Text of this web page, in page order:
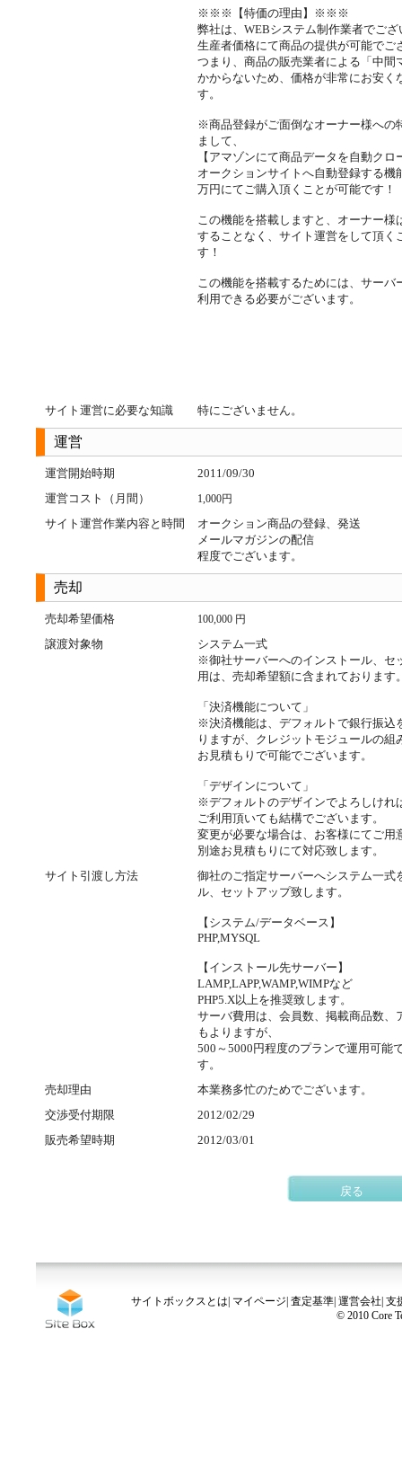
※※※【特価の理由】※※※
弊社は、WEBシステム制作業者でござ
生産者価格にて商品の提供が可能でご
つまり、商品の販売業者による「中間
かからないため、価格が非常にお安く
す。
※商品登録がご面倒なオーナー様への
まして、
【アマゾンにて商品データを自動クロ
オークションサイトへ自動登録する機
万円にてご購入頂くことが可能です！
この機能を搭載しますと、オーナー様
することなく、サイト運営をして頂く
す！
この機能を搭載するためには、サーバ
利用できる必要がございます。
サイト運営に必要な知識 特にございません。
運営
運営開始時期
2011/09/30
運営コスト（月間）
1,000円
サイト運営作業内容と時間
オークション商品の登録、発送
メールマガジンの配信
程度でございます。
売却
売却希望価格 100,000 円
譲渡対象物
システム一式
※御社サーバーへのインストール、セ
用は、売却希望額に含まれております
「決済機能について」
※決済機能は、デフォルトで銀行振込
りますが、クレジットモジュールの組
お見積もりで可能でございます。
「デザインについて」
※デフォルトのデザインでよろしけれ
ご利用頂いても結構でございます。
変更が必要な場合は、お客様にてご用
別途お見積もりにて対応致します。
サイト引渡し方法
御社のご指定サーバーへシステム一式
ル、セットアップ致します。
【システム/データベース】
PHP,MYSQL
【インストール先サーバー】
LAMP,LAPP,WAMP,WIMPなど
PHP5.X以上を推奨致します。
サーバ費用は、会員数、掲載商品数、
もよりますが、
500～5000円程度のプランで運用可能
す。
売却理由
本業務多忙のためでございます。
交渉受付期限
2012/02/29
販売希望時期
2012/03/01
戻る
サイトボックスとは マイページ 査定基準 運営会社 支
© 2010 Core